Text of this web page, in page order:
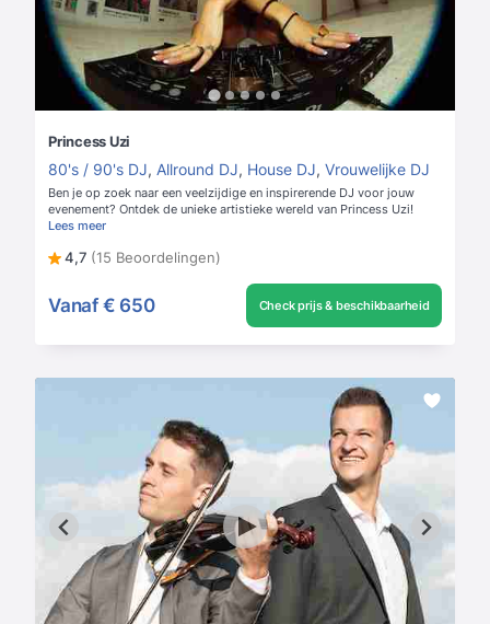
Princess Uzi
80's / 90's DJ, Allround DJ, House DJ, Vrouwelijke DJ
Ben je op zoek naar een veelzijdige en inspirerende DJ voor jouw
evenement? Ontdek de unieke artistieke wereld van Princess Uzi!
Lees meer
4,7 (15 Beoordelingen)
Vanaf € 650 Check prijs & beschikbaarheid